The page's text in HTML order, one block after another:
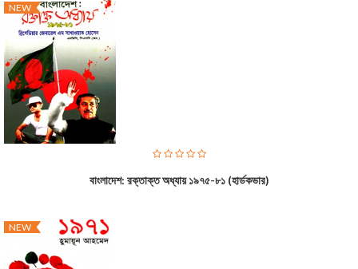
NEW
বাংলাদেশ: রক্তাক্ত অধ্যায় ১৯৭৫-৮১ (হার্ডকভার)
NEW